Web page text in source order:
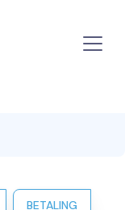
BETALING